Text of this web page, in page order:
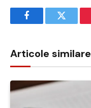
FacebookTwitter
Articole similare